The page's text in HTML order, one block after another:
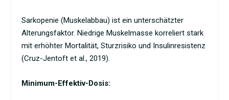
Sarkopenie (Muskelabbau) ist ein unterschätzter
Alterungsfaktor. Niedrige Muskelmasse korreliert stark
mit erhöhter Mortalität, Sturzrisiko und Insulinresistenz
(Cruz-Jentoft et al., 2019).
Minimum-Effektiv-Dosis: